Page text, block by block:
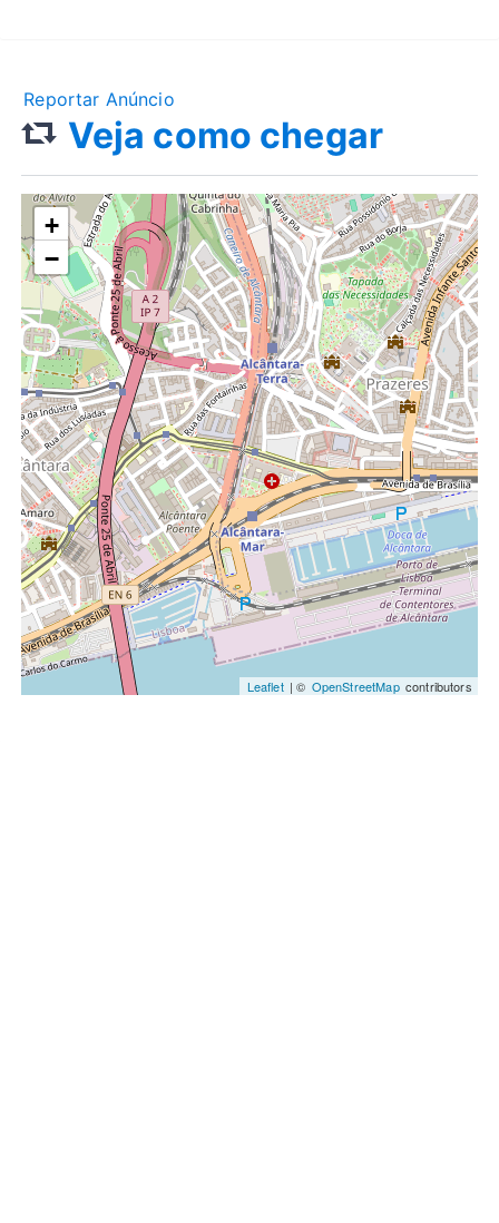
Reportar Anúncio
Veja como chegar
+
−
Leaflet | © OpenStreetMap contributors